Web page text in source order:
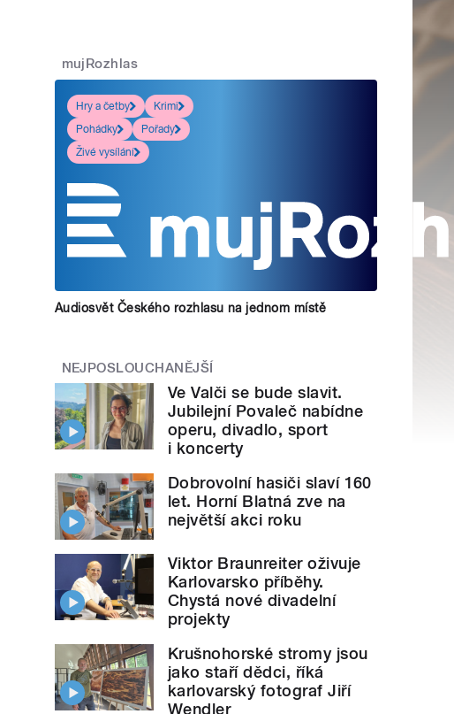
mujRozhlas
Hry a četby
Krimi
Pohádky
Pořady
Živé vysílání
Audiosvět Českého rozhlasu na jednom místě
NEJPOSLOUCHANĚJŠÍ
Ve Valči se bude slavit.
Jubilejní Povaleč nabídne
operu, divadlo, sport
i koncerty
Dobrovolní hasiči slaví 160
let. Horní Blatná zve na
největší akci roku
Viktor Braunreiter oživuje
Karlovarsko příběhy.
Chystá nové divadelní
projekty
Krušnohorské stromy jsou
jako staří dědci, říká
karlovarský fotograf Jiří
Wendler